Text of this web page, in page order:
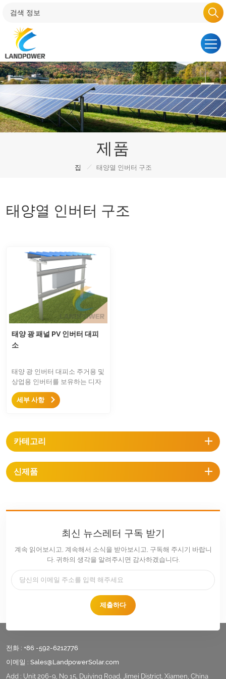
제품
집 / 태양열 인버터 구조
태양열 인버터 구조
태양 광 패널 PV 인버터 대피
소
태양 광 인버터 대피소 주거용 및
상업용 인버터를 보유하는 디자
인입니다. 인버터를 보호 할 수
있습니다. 우리는 지붕 설치 및
세부 사항
카테고리
신제품
최신 뉴스레터 구독 받기
계속 읽어보시고, 계속해서 소식을 받아보시고, 구독해 주시기 바랍니
다. 귀하의 생각을 알려주시면 감사하겠습니다.
제출하다
전화 : +86 -592-6212776
이메일 : Sales@LandpowerSolar.com
Add : Unit 206-9, No 15, Duiying Road, Jimei District, Xiamen, China